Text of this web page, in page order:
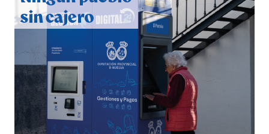
hace 5 días·Huelvatv